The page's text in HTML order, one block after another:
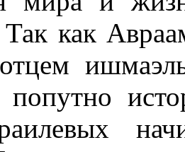
как
попутно